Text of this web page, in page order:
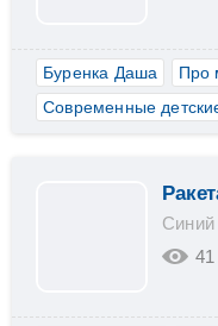
Буренка Даша Про
Современные
Синий
41